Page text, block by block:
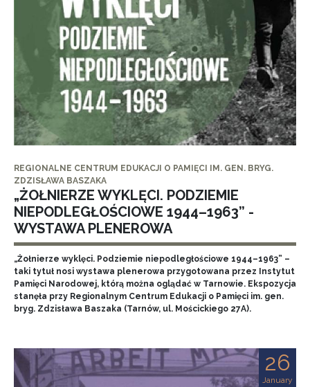
REGIONALNE CENTRUM EDUKACJI O PAMIĘCI IM. GEN. BRYG.
ZDZISŁAWA BASZAKA
„ŻOŁNIERZE WYKLĘCI. PODZIEMIE
NIEPODLEGŁOŚCIOWE 1944–1963” -
WYSTAWA PLENEROWA
„Żołnierze wyklęci. Podziemie niepodległościowe 1944–1963” –
taki tytuł nosi wystawa plenerowa przygotowana przez Instytut
Pamięci Narodowej, którą można oglądać w Tarnowie. Ekspozycja
stanęła przy Regionalnym Centrum Edukacji o Pamięci im. gen.
bryg. Zdzisława Baszaka (Tarnów, ul. Mościckiego 27A).
26
January